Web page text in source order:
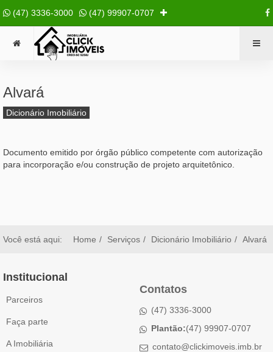
(47) 3336-3000 (47) 99907-0707
Alvará
Dicionário Imobiliário
Documento emitido por órgão público competente com autorização
para incorporação e/ou construção de projeto arquitetônico.
Você está aqui: Home Serviços Dicionário Imobiliário Alvará
Institucional
Parceiros
Faça parte
A Imobiliária
Contatos
(47) 3336-3000
Plantão:(47) 99907-0707
contato@clickimoveis.imb.br